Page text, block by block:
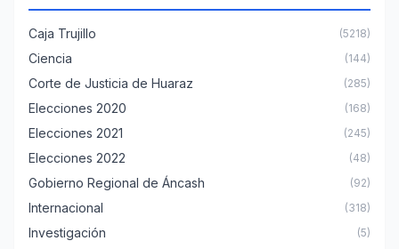
Caja Trujillo (5218)
Ciencia (144)
Corte de Justicia de Huaraz (285)
Elecciones 2020 (168)
Elecciones 2021 (245)
Elecciones 2022 (48)
Gobierno Regional de Áncash (92)
Internacional (318)
Investigación (5)